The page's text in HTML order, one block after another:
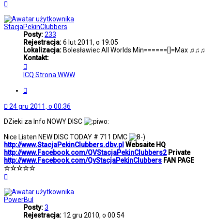
StacjaPekinClubbers
Posty:233
Rejestracja:6 lut 2011, o 19:05
Lokalizacja: Bolesławiec All Worlds Min======[]=Max ♫♫♫
Kontakt:
się
z
ICQ Strona WWW
24 gru 2011, o 00:36
DZieki za Info NOWY DISC
Nice Listen NEW DISC TODAY # 711 DMC
http://www.StacjaPekinClubbers.dbv.pl Websaite HQ
http://www.Facebook.com/QVStacjaPekinClubbers2Private
http://www.Facebook.com/QvStacjaPekinClubbers FAN PAGE
☆☆☆☆☆
PowerBul
Posty:3
Rejestracja: 12 gru 2010, o 00:54